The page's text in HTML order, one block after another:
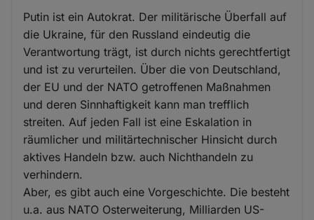
Putin ist ein Autokrat. Der militärische Überfall auf
die Ukraine, für den Russland eindeutig die
Verantwortung trägt, ist durch nichts gerechtfertigt
und ist zu verurteilen. Über die von Deutschland,
der EU und der NATO getroffenen Maßnahmen
und deren Sinnhaftigkeit kann man trefflich
streiten. Auf jeden Fall ist eine Eskalation in
räumlicher und militärtechnischer Hinsicht durch
aktives Handeln bzw. auch Nichthandeln zu
verhindern.
Aber, es gibt auch eine Vorgeschichte. Die besteht
u.a. aus NATO Osterweiterung, Milliarden US-